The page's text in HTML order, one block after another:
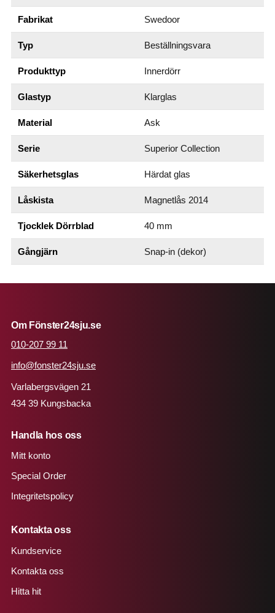
Fabrikat Swedoor
Typ Beställningsvara
Produkttyp Innerdörr
Glastyp Klarglas
Material Ask
Serie Superior Collection
Säkerhetsglas Härdat glas
Låskista Magnetlås 2014
Tjocklek Dörrblad 40 mm
Gångjärn Snap-in (dekor)
Om Fönster24sju.se
010-207 99 11
info@fonster24sju.se
Varlabergsvägen 21
434 39 Kungsbacka
Handla hos oss
Mitt konto
Special Order
Integritetspolicy
Kontakta oss
Kundservice
Kontakta oss
Hitta hit